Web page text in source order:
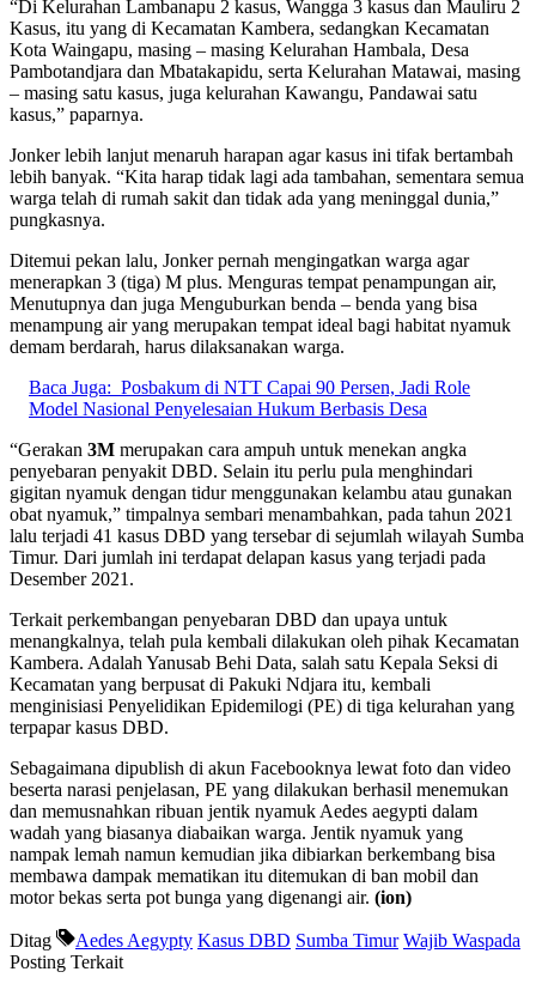
“Di Kelurahan Lambanapu 2 kasus, Wangga 3 kasus dan Mauliru 2
Kasus, itu yang di Kecamatan Kambera, sedangkan Kecamatan
Kota Waingapu, masing – masing Kelurahan Hambala, Desa
Pambotandjara dan Mbatakapidu, serta Kelurahan Matawai, masing
– masing satu kasus, juga kelurahan Kawangu, Pandawai satu
kasus,” paparnya.
Jonker lebih lanjut menaruh harapan agar kasus ini tifak bertambah
lebih banyak. “Kita harap tidak lagi ada tambahan, sementara semua
warga telah di rumah sakit dan tidak ada yang meninggal dunia,”
pungkasnya.
Ditemui pekan lalu, Jonker pernah mengingatkan warga agar
menerapkan 3 (tiga) M plus. Menguras tempat penampungan air,
Menutupnya dan juga Menguburkan benda – benda yang bisa
menampung air yang merupakan tempat ideal bagi habitat nyamuk
demam berdarah, harus dilaksanakan warga.
Baca Juga: Posbakum di NTT Capai 90 Persen, Jadi Role
Model Nasional Penyelesaian Hukum Berbasis Desa
“Gerakan 3M merupakan cara ampuh untuk menekan angka
penyebaran penyakit DBD. Selain itu perlu pula menghindari
gigitan nyamuk dengan tidur menggunakan kelambu atau gunakan
obat nyamuk,” timpalnya sembari menambahkan, pada tahun 2021
lalu terjadi 41 kasus DBD yang tersebar di sejumlah wilayah Sumba
Timur. Dari jumlah ini terdapat delapan kasus yang terjadi pada
Desember 2021.
Terkait perkembangan penyebaran DBD dan upaya untuk
menangkalnya, telah pula kembali dilakukan oleh pihak Kecamatan
Kambera. Adalah Yanusab Behi Data, salah satu Kepala Seksi di
Kecamatan yang berpusat di Pakuki Ndjara itu, kembali
menginisiasi Penyelidikan Epidemilogi (PE) di tiga kelurahan yang
terpapar kasus DBD.
Sebagaimana dipublish di akun Facebooknya lewat foto dan video
beserta narasi penjelasan, PE yang dilakukan berhasil menemukan
dan memusnahkan ribuan jentik nyamuk Aedes aegypti dalam
wadah yang biasanya diabaikan warga. Jentik nyamuk yang
nampak lemah namun kemudian jika dibiarkan berkembang bisa
membawa dampak mematikan itu ditemukan di ban mobil dan
motor bekas serta pot bunga yang digenangi air. (ion)
Ditag Aedes Aegypty Kasus DBD Sumba Timur Wajib Waspada
Posting Terkait